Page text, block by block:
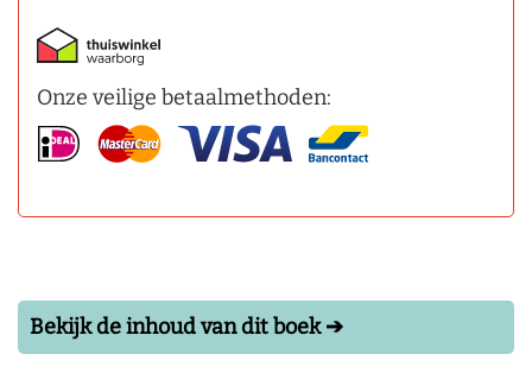
Onze veilige betaalmethoden:
Bekijk de inhoud van dit boek ➔